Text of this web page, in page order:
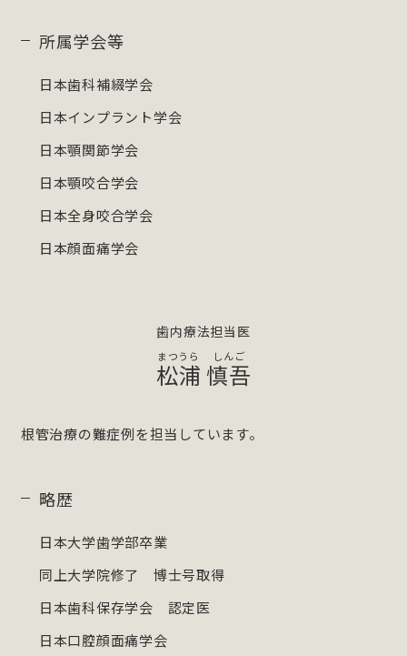
所属学会等
日本歯科補綴学会
日本インプラント学会
日本顎関節学会
日本顎咬合学会
日本全身咬合学会
日本顔面痛学会
歯内療法担当医
松浦 慎吾
根管治療の難症例を担当しています。
略歴
日本大学歯学部卒業
同上大学院修了 博士号取得
日本歯科保存学会 認定医
日本口腔顔面痛学会